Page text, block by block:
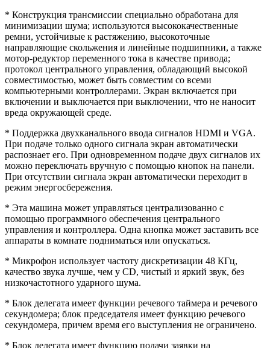
* Конструкция трансмиссии специально обработана для
минимизации шума; используются высококачественные
ремни, устойчивые к растяжению, высокоточные
направляющие скольжения и линейные подшипники, а также
мотор-редуктор переменного тока в качестве привода;
протокол центрального управления, обладающий высокой
совместимостью, может быть совместим со всеми
компьютерными контроллерами. Экран включается при
включении и выключается при выключении, что не наносит
вреда окружающей среде.
* Поддержка двухканального ввода сигналов HDMI и VGA.
При подаче только одного сигнала экран автоматически
распознает его. При одновременном подаче двух сигналов их
можно переключать вручную с помощью кнопок на панели.
При отсутствии сигнала экран автоматически переходит в
режим энергосбережения.
* Эта машина может управляться централизованно с
помощью программного обеспечения центрального
управления и контроллера. Одна кнопка может заставить все
аппараты в комнате подниматься или опускаться.
* Микрофон использует частоту дискретизации 48 КГц,
качество звука лучше, чем у CD, чистый и яркий звук, без
низкочастотного ударного шума.
* Блок делегата имеет функции речевого таймера и речевого
секундомера; блок председателя имеет функцию речевого
секундомера, причем время его выступления не ограничено.
* Блок делегата имеет функцию подачи заявки на